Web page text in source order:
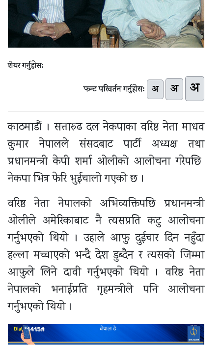
शेयर गर्नुहोस:
फन्ट परिवर्तन गर्नुहोस: अ अ अ
काठमाडौं । सत्तारुढ दल नेकपाका वरिष्ठ नेता माधव
कुमार नेपालले संसदबाट पार्टी अध्यक्ष तथा
प्रधानमन्त्री केपी शर्मा ओलीको आलोचना गरेपछि
नेकपा भित्र फेरि भुईचालो गएको छ ।
वरिष्ठ नेता नेपालको अभिव्यक्तिपछि प्रधानमन्त्री
ओलीले अमेरिकाबाट नै त्यसप्रति कटु आलोचना
गर्नुभएको थियो । उहाले आफु दुईचार दिन नहुँदा
हल्ला मच्चाएको भन्दै देश डुब्दैन र त्यसको जिम्मा
आफुले लिने दावी गर्नुभएको थियो । वरिष्ठ नेता
नेपालको भनाईप्रति गृहमन्त्रीले पनि आलोचना
गर्नुभएको थियो ।